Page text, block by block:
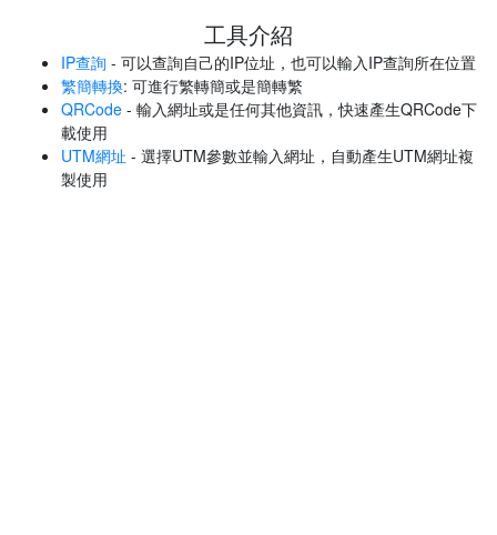
工具介紹
IP查詢 - 可以查詢自己的IP位址，也可以輸入IP查詢所在位置
繁簡轉換: 可進行繁轉簡或是簡轉繁
QRCode - 輸入網址或是任何其他資訊，快速產生QRCode下
載使用
UTM網址 - 選擇UTM參數並輸入網址，自動產生UTM網址複
製使用